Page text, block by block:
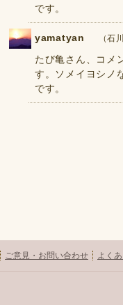
です。
yamatyan （
たび亀さん、コメ
す。ソメイヨシノ
です。
ご意見・お問い合わせ よく